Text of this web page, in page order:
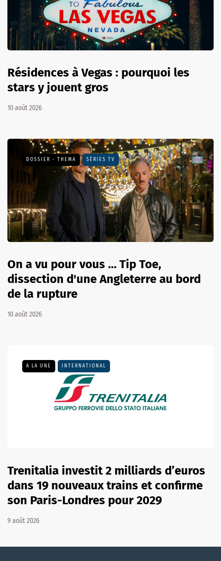
Résidences à Vegas : pourquoi les
stars y jouent gros
10 août 2026
DOSSIER - THEMA SÉRIES TV
On a vu pour vous … Tip Toe,
dissection d'une Angleterre au bord
de la rupture
10 août 2026
A LA UNE INTERNATIONAL
Trenitalia investit 2 milliards d’euros
dans 19 nouveaux trains et confirme
son Paris-Londres pour 2029
9 août 2026